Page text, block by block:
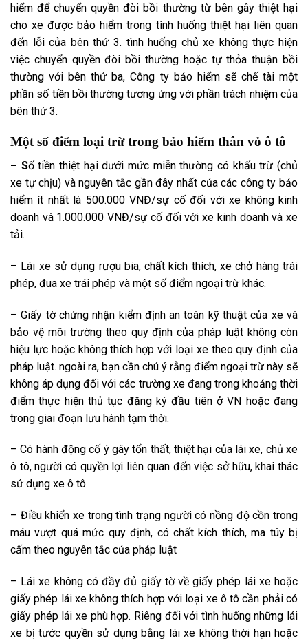
hiểm để chuyển quyền đòi bồi thường từ bên gây thiệt hại
cho xe được bảo hiểm trong tình huốngthiệt hại liên quan
đến lỗi của bên thứ 3. tình huống chủ xe khôngthực hiện
việc chuyển quyền đòi bồi thường hoặc tựthỏa thuận bồi
thường vớibên thứ ba, Công ty bảo hiểm sẽ chế tàimột
phần số tiền bồi thường tương ứng với phần trách nhiệm của
bên thứ 3.
Một số điểm loại trừtrong bảo hiểm thân vỏ ô tô
– Số tiền thiệt hại dưới mức miễn thường có khấu trừ (chủ
xe tự chịu) vànguyên tắc gần đây nhấtcủacác công ty bảo
hiểm ít nhấtlà 500.000 VNĐ/sự cố đối với xe không kinh
doanh và 1.000.000 VNĐ/sự cố đối với xe kinh doanh và xe
tải.
– Lái xe sử dụng rượu bia, chất kích thích, xe chở hàng trái
phép, đua xe trái phép và một số điểm ngoại trừ khác.
– Giấy tờ chứng nhận kiểm định an toàn kỹ thuật của xe và
bảo vệ môi trường theo quy định của pháp luật không còn
hiệu lực hoặc không thích hợp với loại xe theoquy định của
pháp luật. ngoài ra, bạn cần chú ý rằng điểm ngoại trừ này sẽ
không áp dụng đốivới các trường xe đang trong khoảng thời
điểm thực hiệnthủ tục đăng kýđầu tiên ở VN hoặc đang
trong giai đoạn lưu hành tạm thời.
– Có hành động cố ý gây tổn thất, thiệt hại của lái xe, chủ xe
ô tô, người có quyền lợi liên quan đến việc sở hữu, khai thác
sử dụng xe ô tô
– Điều khiển xe trong tình trạng người có nồng độ cồn trong
máu vượt quá mức quy định, có chất kích thích, ma túy bị
cấm theo nguyên tắc của pháp luật
– Lái xe không cóđầy đủ giấy tờ về giấy phép lái xe hoặc
giấy phép lái xekhông thích hợpvới loại xe ô tô cần phải có
giấy phép lái xe phù hợp. Riêng đối vớitình huốngnhững lái
xe bị tước quyền sử dụng bằng lái xe không thời hạn hoặc